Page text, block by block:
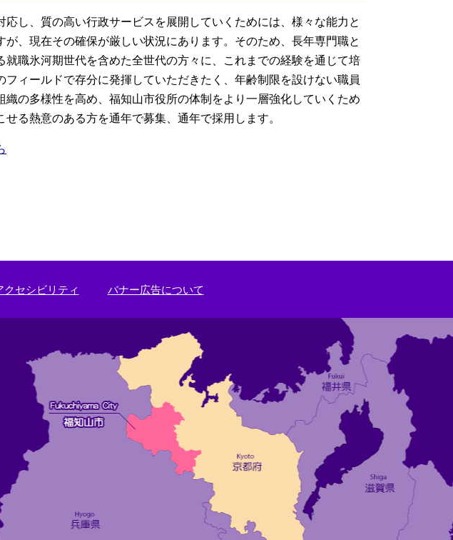
し、質の高い行政サービスを展開していくためには、様々な能力と
、現在その確保が厳しい状況にあります。そのため、長年専門職と
就職氷河期世代を含めた全世代の方々に、これまでの経験を通じて培
フィールドで存分に発揮していただきたく、年齢制限を設けない職員
の多様性を高め、福知山市役所の体制をより一層強化していくため
る熱意のある方を通年で募集、通年で採用します。
クセシビリティ バナー広告について